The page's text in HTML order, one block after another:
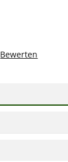
Bewerten